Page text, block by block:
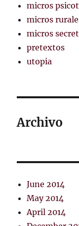
micros
micros
micros
pretextos
utopia
Archivo
June 2014
May 2014
April 2014